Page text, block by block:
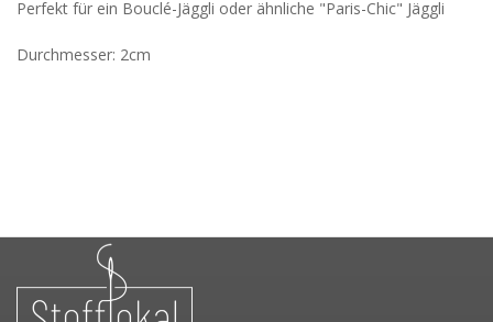
Perfekt für ein Bouclé-Jäggli oder ähnliche "Paris-Chic" Jäggli
Durchmesser: 2cm